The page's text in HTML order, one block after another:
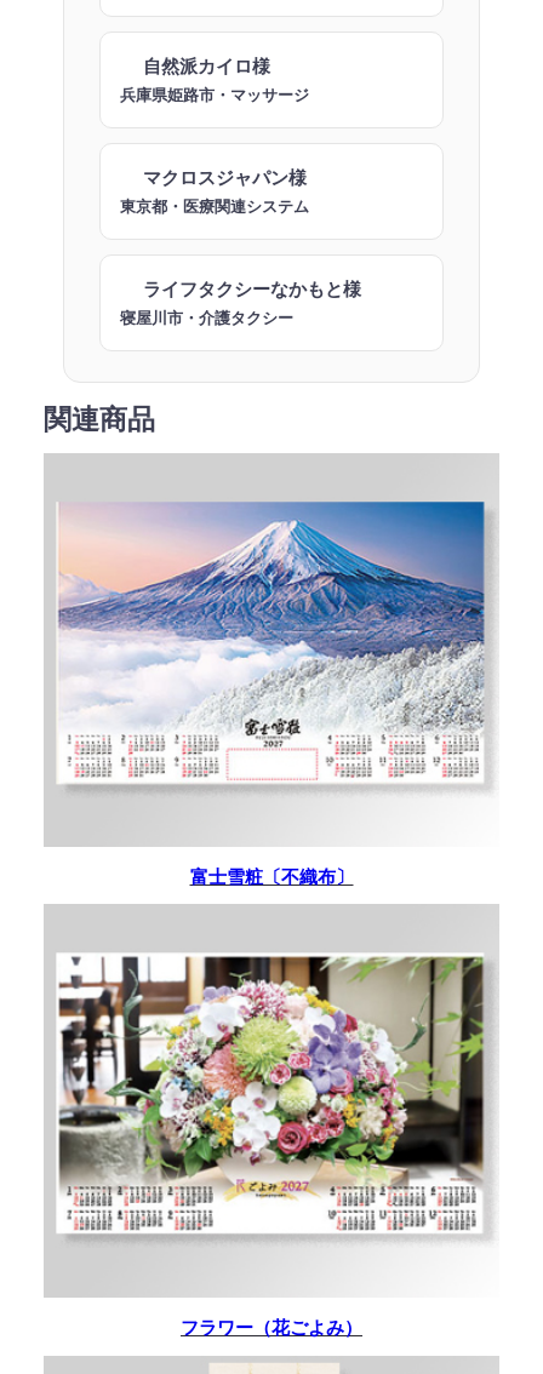
自然派カイロ様
兵庫県姫路市・マッサージ
マクロスジャパン様
東京都・医療関連システム
ライフタクシーなかもと様
寝屋川市・介護タクシー
関連商品
富士雪粧〔不織布〕
フラワー（花ごよみ）